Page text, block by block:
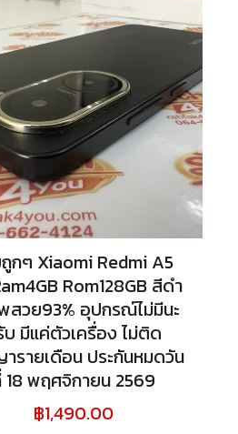
กๆ Xiaomi Redmi A5
Rom128GB สีดำ
สวย93% อุปกรณ์ไม่มีนะ
มีแค่ตัวเครื่อง ไม่ติด
ายเดือน ประกันหมดวัน
18 พฤศจิกายน 2569
฿1,490.00